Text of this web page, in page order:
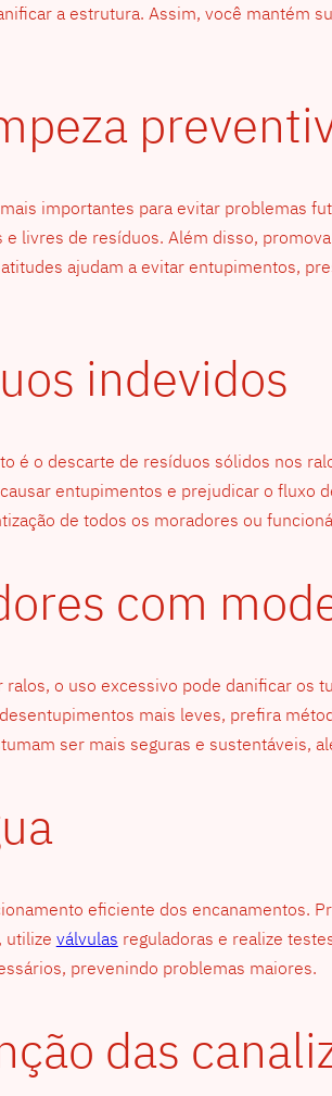
a estrutura. Assim, você mantém
importantes para evitar problemas
livres de resíduos. Além disso,
ajudam a evitar entupimentos,
indevidos
o descarte de resíduos sólidos nos
entupimentos e prejudicar o fluxo
de todos os moradores ou
com
o uso excessivo pode danificar os
mais leves, prefira
ser mais seguras e sustentáveis,
eficiente dos encanamentos.
utilize válvulas reguladoras e realize
prevenindo problemas maiores.
das